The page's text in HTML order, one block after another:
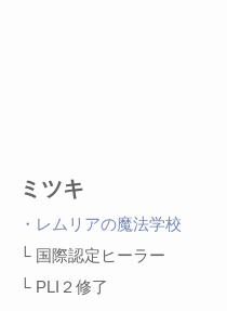
ミツキ
・レムリアの魔法学校
└ 国際認定ヒーラー
└ PLI２修了